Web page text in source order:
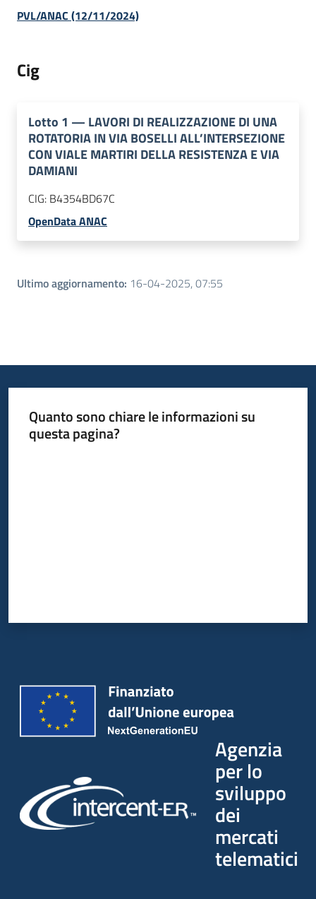
PVL/ANAC (12/11/2024)
Cig
Lotto 1 — LAVORI DI REALIZZAZIONE DI UNA
ROTATORIA IN VIA BOSELLI ALL’INTERSEZIONE
CON VIALE MARTIRI DELLA RESISTENZA E VIA
DAMIANI
CIG: B4354BD67C
OpenData ANAC
Ultimo aggiornamento: 16-04-2025, 07:55
Quanto sono chiare le informazioni su
questa pagina?
Agenzia
per lo
sviluppo
dei
mercati
telematici